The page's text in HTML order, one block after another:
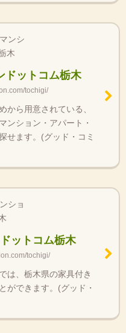
ドットコム栃木
tochigi/
から用意されている、
ンション・アパート・
せます。(グッド・コミ
ットコム栃木
tochigi/
は、栃木県の家具付き
ができます。(グッド・